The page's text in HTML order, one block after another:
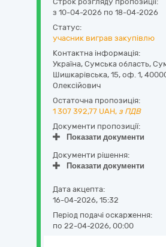
з 10-04-2026 по 18-04-2026
Статус:
учасник виграв закупівлю
Контактна інформація:
Україна, Сумська область,
Шишкарівська, 15, оф. 1,
Олексійович
Остаточна пропозиція:
1 307 392,77 UAH, з ПДВ
Документи пропозиції:
Показати документи
Документи рішення:
Показати документи
Дата акцепта:
16-04-2026, 15:32
Період подачі оскарження:
по 22-04-2026, 00:00